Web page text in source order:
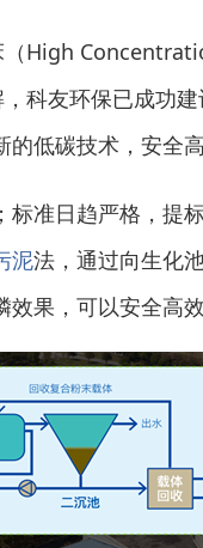
High Co
科友环保已成功
低碳技术，安全
准日趋严格，提
泥法，通过向生化
果，可以安全高